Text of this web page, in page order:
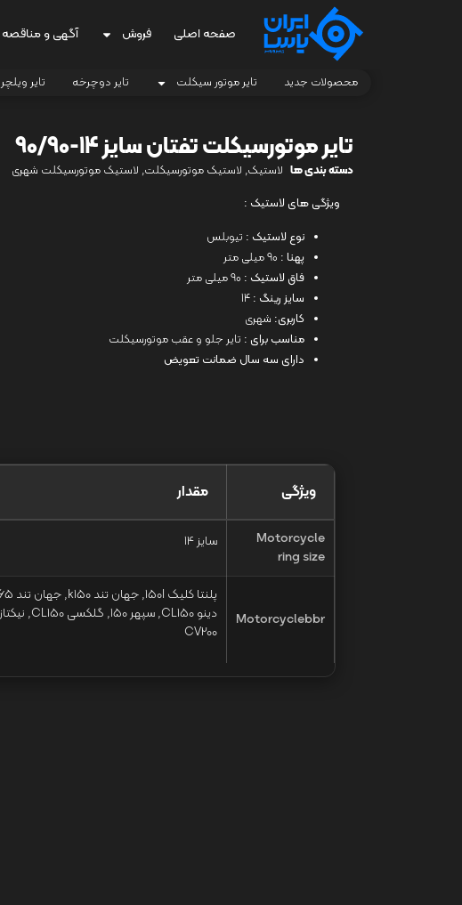
صفحه اصلی فروش آگهی و مناقصه
محصولات جدید تایر موتور سیکلت تایر دوچرخه تایر ویلچر
تایر موتورسیکلت تفتان سایز 14-90/90
دسته بندی ها لاستیک, لاستیک موتورسیکلت, لاستیک موتورسیکلت شهری
ویژگی های لاستیک :
نوع لاستیک : تیوبلس
پهنا : 90 میلی متر
فاق لاستیک : 90 میلی متر
سایز رینگ : 14
کاربری: شهری
مناسب برای : تایر جلو و عقب موتورسیکلت
دارای سه سال ضمانت تعویض
ویژگی مقدار
Motorcycle
ring size
سایز 14
Motorcyclebbr
CV200